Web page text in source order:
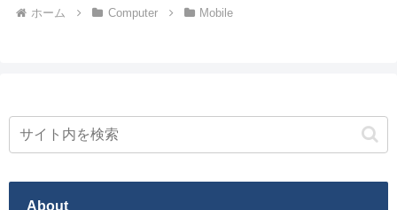
ホーム Computer Mobile
About